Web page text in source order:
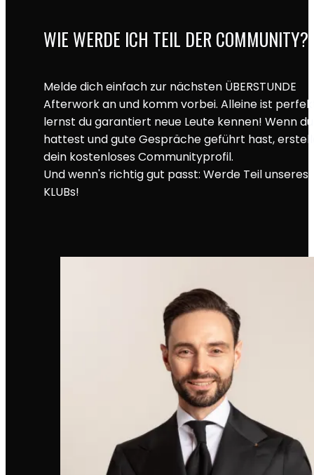
WIE WERDE ICH TEIL DER COMMUNITY?
Melde dich einfach zur nächsten ÜBERSTUNDE
Afterwork an und komm vorbei. Alleine ist
lernst du garantiert neue Leute kennen! Wenn
hattest und gute Gespräche geführt hast,
dein kostenloses Communityprofil.
Und wenn's richtig gut passt: Werde Teil unseres
KLUBs!